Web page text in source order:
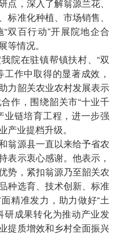
点，深入了解翁源兰花、
标准化种植、市场销售、
双百行动”开展院地企合
等情况。
在驻镇帮镇扶村、“双
作中取得的显著成效，
力韶关农业农村发展表示
作，围绕韶关市“十业千
业链培育工程，进一步强
产业提档升级。
源县一直以来给予省农
表示衷心感谢。他表示，
势，紧扣翁源乃至韶关农
种选育、技术创新、标准
精准发力，助力做好“土
研成果转化为推动产业发
提质增效和乡村全面振兴